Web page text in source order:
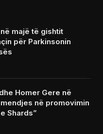
majë të gishtit
për Parkinsonin
Homer Gere në
në promovimin
Shards”